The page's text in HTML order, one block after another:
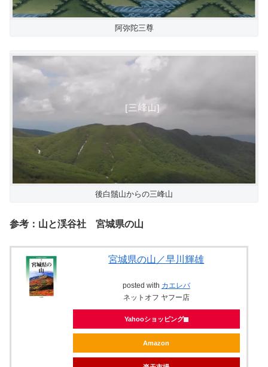
阿弥陀三尊
後白鬚山からの三峰山
参考：山と渓谷社 宮城県の山
宮城県の山／早川輝雄
posted with カエレバ
ネットオフ ヤフー店
Yahooショッピング
Amazon